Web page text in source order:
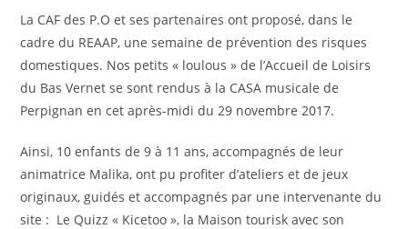
La CAF des P.O et ses partenaires ont proposé, dans le
cadre du REAAP, une semaine de prévention des risques
domestiques. Nos petits « loulous » de l’Accueil de Loisirs
du Bas Vernet se sont rendus à la CASA musicale de
Perpignan en cet après-midi du 29 novembre 2017.
Ainsi, 10 enfants de 9 à 11 ans, accompagnés de leur
animatrice Malika, ont pu profiter d’ateliers et de jeux
originaux, guidés et accompagnés par une intervenante du
site : Le Quizz « Kicetoo », la Maison tourisk avec son